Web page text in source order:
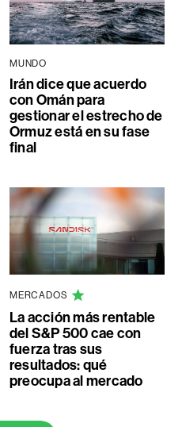
MUNDO
Irán dice que acuerdo
con Omán para
gestionar el estrecho de
Ormuz está en su fase
final
MERCADOS
La acción más rentable
del S&P 500 cae con
fuerza tras sus
resultados: qué
preocupa al mercado